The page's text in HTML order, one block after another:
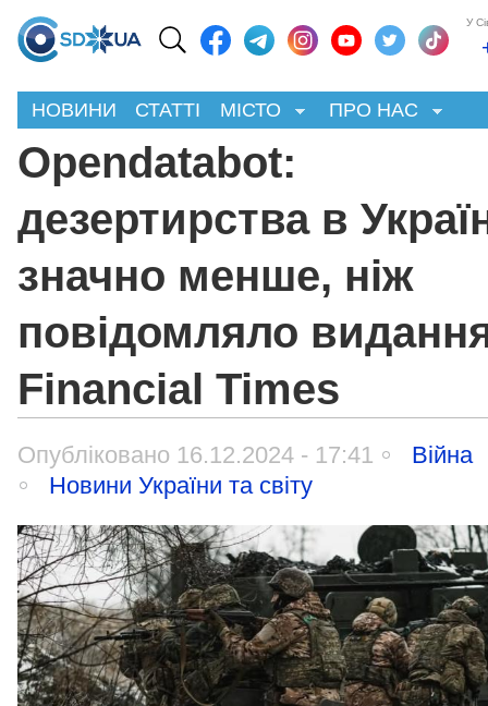
У
НОВИНИ СТАТТІ МІСТО ПРО НАС
Opendatabot:
дезертирства в
значно менше, ніж
повідомляло
Financial Times
Опубліковано 16.12.2024 - 17:41
Війна
Новини України та світу